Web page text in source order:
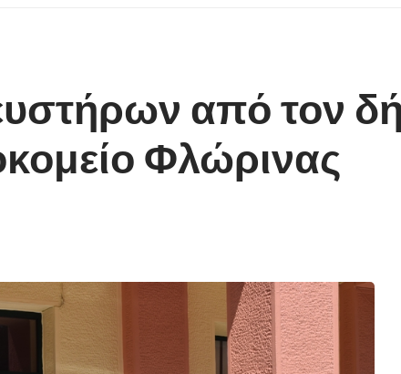
από τον
Φλώρινας